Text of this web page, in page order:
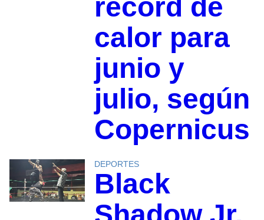
récord de
calor para
junio y
julio, según
Copernicus
DEPORTES
Black